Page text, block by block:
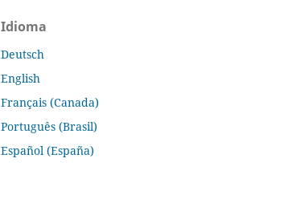
Idioma
Deutsch
English
Français (Canada)
Português (Brasil)
Español (España)